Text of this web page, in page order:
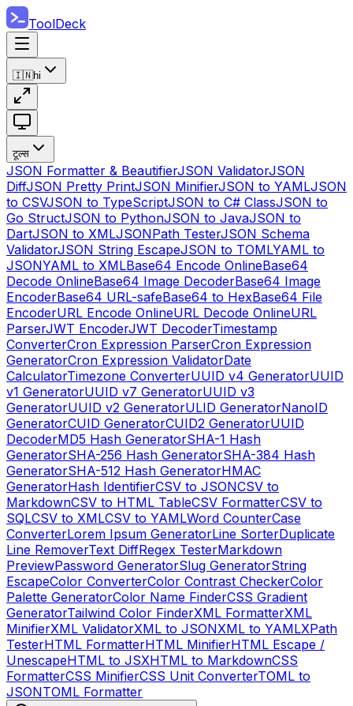
ToolDeck
🇮🇳hi
टूल्स
JSON Formatter & BeautifierJSON ValidatorJSON
DiffJSON Pretty PrintJSON MinifierJSON to YAMLJSON
to CSVJSON to TypeScriptJSON to C# ClassJSON to
Go StructJSON to PythonJSON to JavaJSON to
DartJSON to XMLJSONPath TesterJSON Schema
ValidatorJSON String EscapeJSON to TOMLYAML to
JSONYAML to XMLBase64 Encode OnlineBase64
Decode OnlineBase64 Image DecoderBase64 Image
EncoderBase64 URL-safeBase64 to HexBase64 File
EncoderURL Encode OnlineURL Decode OnlineURL
ParserJWT EncoderJWT DecoderTimestamp
ConverterCron Expression ParserCron Expression
GeneratorCron Expression ValidatorDate
CalculatorTimezone ConverterUUID v4 GeneratorUUID
v1 GeneratorUUID v7 GeneratorUUID v3
GeneratorUUID v2 GeneratorULID GeneratorNanoID
GeneratorCUID GeneratorCUID2 GeneratorUUID
DecoderMD5 Hash GeneratorSHA-1 Hash
GeneratorSHA-256 Hash GeneratorSHA-384 Hash
GeneratorSHA-512 Hash GeneratorHMAC
GeneratorHash IdentifierCSV to JSONCSV to
MarkdownCSV to HTML TableCSV FormatterCSV to
SQLCSV to XMLCSV to YAMLWord CounterCase
ConverterLorem Ipsum GeneratorLine SorterDuplicate
Line RemoverText DiffRegex TesterMarkdown
PreviewPassword GeneratorSlug GeneratorString
EscapeColor ConverterColor Contrast CheckerColor
Palette GeneratorColor Name FinderCSS Gradient
GeneratorTailwind Color FinderXML FormatterXML
MinifierXML ValidatorXML to JSONXML to YAMLXPath
TesterHTML FormatterHTML MinifierHTML Escape /
UnescapeHTML to JSXHTML to MarkdownCSS
FormatterCSS MinifierCSS Unit ConverterTOML to
JSONTOML Formatter